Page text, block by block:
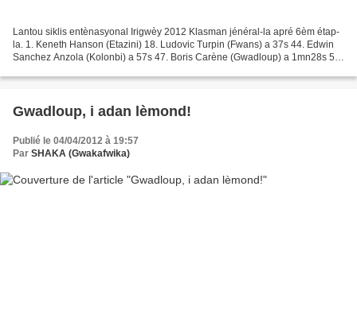
Lantou siklis entènasyonal Irigwèy 2012 Klasman jénéral-la apré 6èm étap-
la. 1. Keneth Hanson (Etazini) 18. Ludovic Turpin (Fwans) a 37s 44. Edwin
Sanchez Anzola (Kolonbi) a 57s 47. Boris Carène (Gwadloup) a 1mn28s 52.
Gwadloup, i adan lèmond!
Publié le 04/04/2012 à 19:57
Par SHAKA (Gwakafwika)